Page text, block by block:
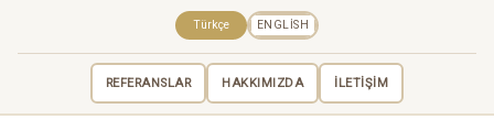
REFERANSLAR HAKKIMIZDA İLETİŞİM
Türkçe ENGLISH